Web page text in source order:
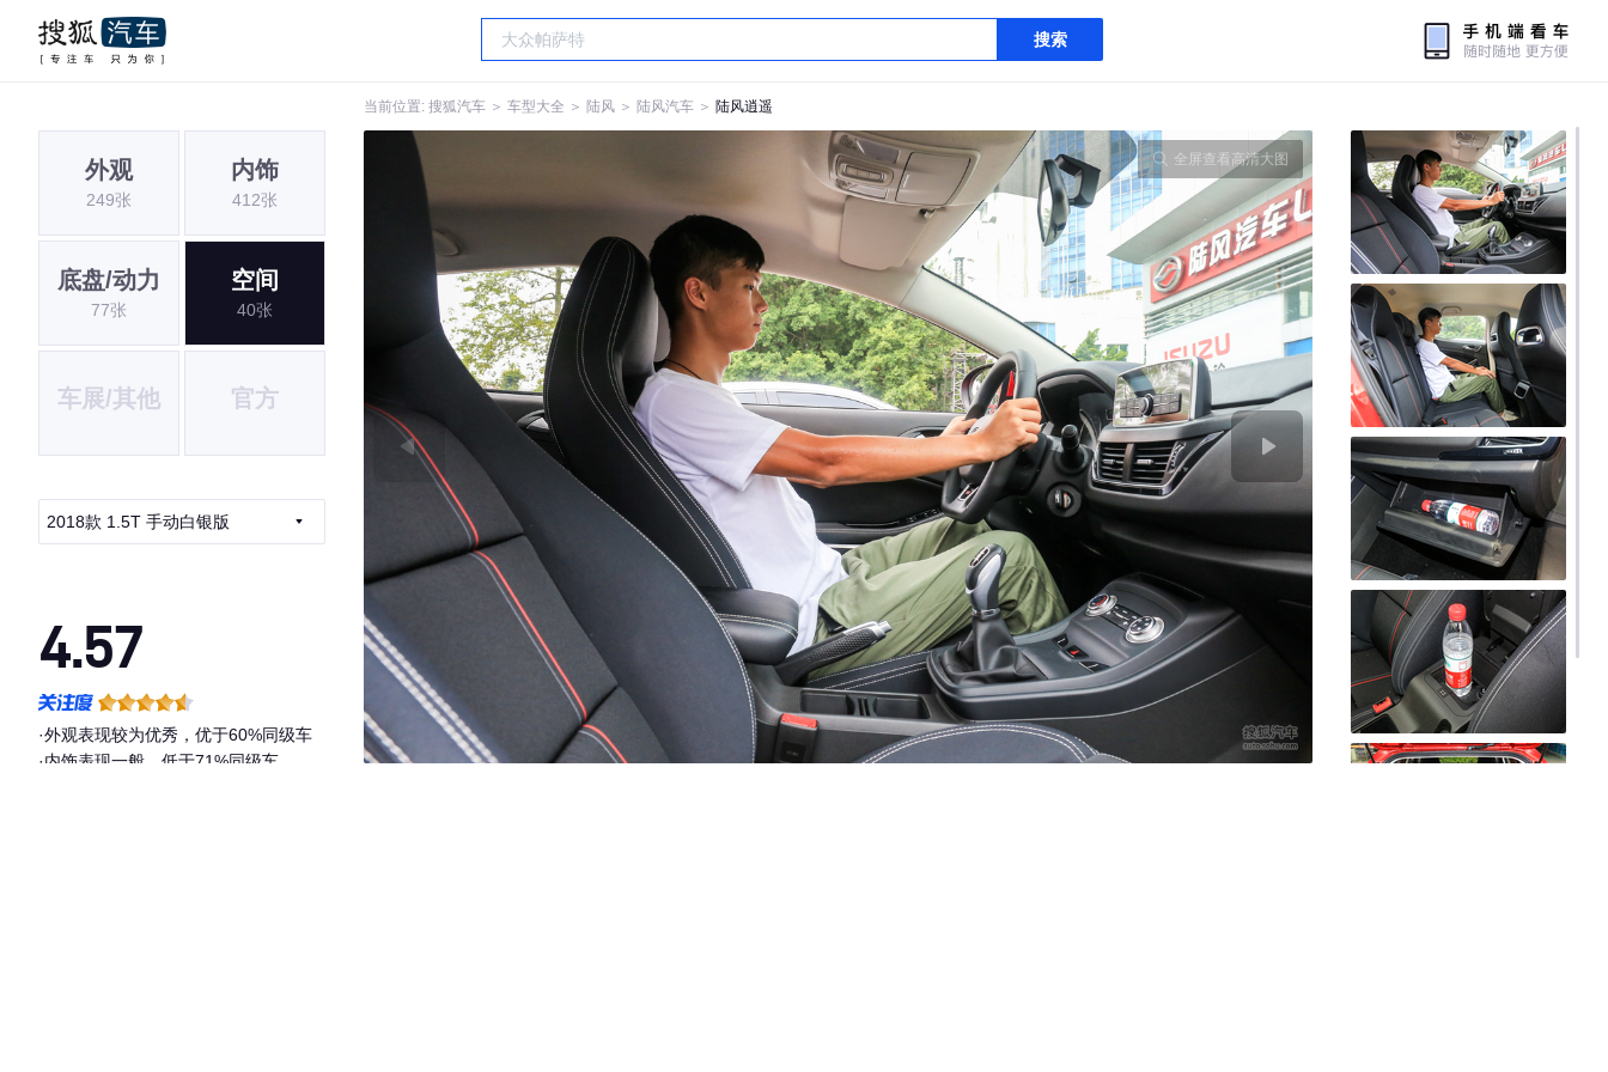
搜索
当前位置: 搜狐汽车 ＞ 车型大全 ＞ 陆风 ＞ 陆风汽车 ＞ 陆风逍遥
外观
249张
内饰
412张
底盘/动力
77张
空间
40张
车展/其他 官方
2018款 1.5T 手动白银版
4.57
·外观表现较为优秀，优于60%同级车
·内饰表现一般，低于71%同级车
全屏查看高清大图